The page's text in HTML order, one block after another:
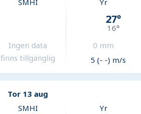
SMHI
Ingen data
finns tillgänglig
Yr
27°
16°
0 mm
5 (- -) m/s
Tor 13 aug
SMHI Yr